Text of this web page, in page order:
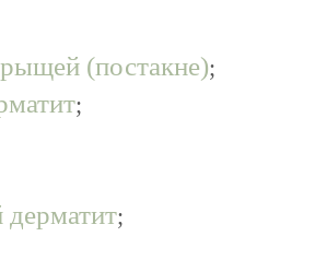
(постакне);
;
дерматит;